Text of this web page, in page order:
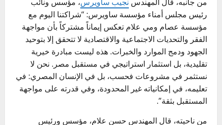
رئيس مجلس أمناء مؤسسة ساويرس: “شراكتنا اليوم مع
مؤسسة عصام ومي علام تعكس إيماناً مشتركاً بأن مواجهة
الفقر والتحديات الاجتماعية والاقتصادية لا تتحقق إلا بتوحيد
الجهود ودمج الموارد والخبرات. هذه ليست مبادرة خيرية
تقليدية، بل استثمار استراتيجي في مستقبل مصر. نحن لا
نستثمر في مشروعات فحسب، بل في الإنسان المصري: في
تعليمه، في إمكانياته غير المحدودة، وفي قدرته على مواجهة
المستقبل بثقة”.
من ناحيته، قال المهندس حسن علام، مؤسس ورئيس